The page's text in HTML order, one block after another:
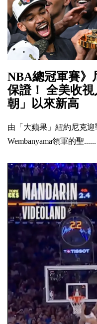
NBA總冠軍賽》
保證！ 全美收
朝」以來新高
由「大蘋果」紐約尼克
Wembanyama領軍的聖......